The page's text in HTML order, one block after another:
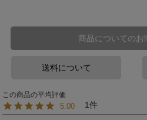
商品についてのお
送料について
5.00 1